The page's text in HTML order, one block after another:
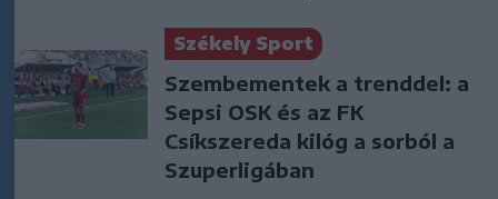
Székely Sport
Szembementek a trenddel: a
Sepsi OSK és az FK
Csíkszereda kilóg a sorból a
Szuperligában